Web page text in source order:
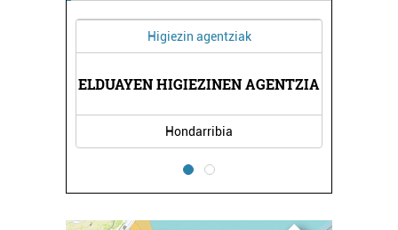
Higiezin agentziak
ELDUAYEN HIGIEZINEN AGENTZIA
Hondarribia